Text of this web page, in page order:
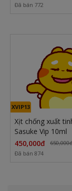
Đã bán 772
XVIP13
Xịt chống xuất
Sasuke Vip 10ml
450,000đ
Đã bán 874